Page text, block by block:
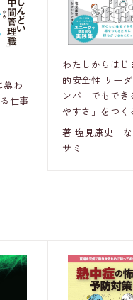
わ
仕事
わたしからはじ
的安全性 リー
ンバーでもでき
やすさ」をつく
著 塩見康史 な
サミ